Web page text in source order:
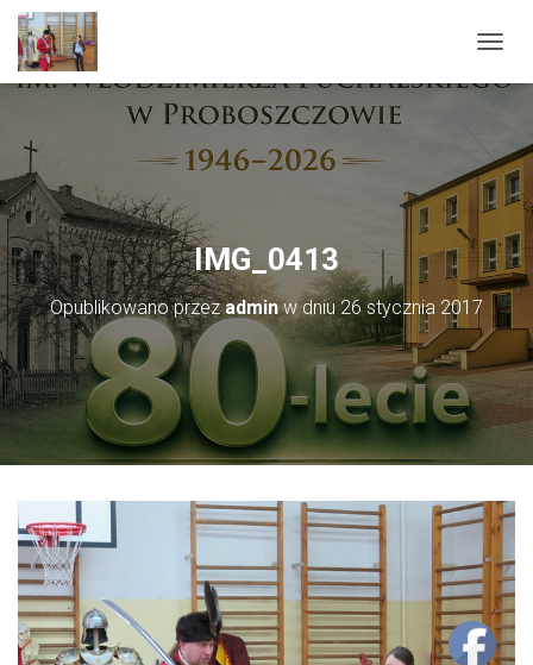
IMG_0413
Opublikowano przezadminw dniu26 stycznia 2017